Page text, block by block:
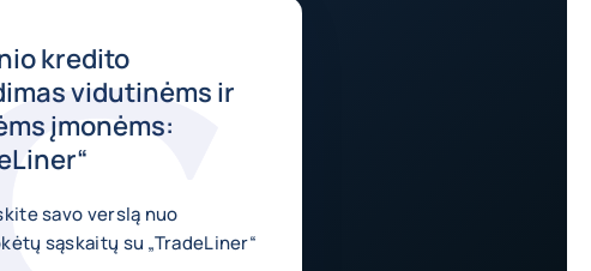
kredito
vidutinėms ir
įmonėms:
savo verslą nuo
sąskaitų su „TradeLiner“